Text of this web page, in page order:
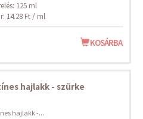
125 ml
14.28 Ft / ml
KOSÁRBA
hajlakk - szürke
hajlakk -...